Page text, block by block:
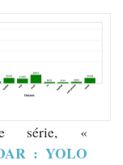
série, «
: YOLO